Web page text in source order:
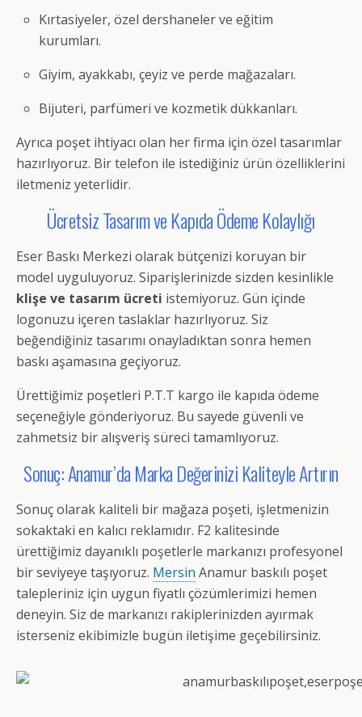
Kırtasiyeler, özel dershaneler ve eğitim
kurumları.
Giyim, ayakkabı, çeyiz ve perde mağazaları.
Bijuteri, parfümeri ve kozmetik dükkanları.
Ayrıca poşet ihtiyacı olan her firma için özel tasarımlar
hazırlıyoruz. Bir telefon ile istediğiniz ürün özelliklerini
iletmeniz yeterlidir.
Ücretsiz Tasarım ve Kapıda Ödeme Kolaylığı
Eser Baskı Merkezi olarak bütçenizi koruyan bir
model uyguluyoruz. Siparişlerinizde sizden kesinlikle
klişe ve tasarım ücreti istemiyoruz. Gün içinde
logonuzu içeren taslaklar hazırlıyoruz. Siz
beğendiğiniz tasarımı onayladıktan sonra hemen
baskı aşamasına geçiyoruz.
Ürettiğimiz poşetleri P.T.T kargo ile kapıda ödeme
seçeneğiyle gönderiyoruz. Bu sayede güvenli ve
zahmetsiz bir alışveriş süreci tamamlıyoruz.
Sonuç: Anamur’da Marka Değerinizi Kaliteyle Artırın
Sonuç olarak kaliteli bir mağaza poşeti, işletmenizin
sokaktaki en kalıcı reklamıdır. F2 kalitesinde
ürettiğimiz dayanıklı poşetlerle markanızı profesyonel
bir seviyeye taşıyoruz. Mersin Anamur baskılı poşet
talepleriniz için uygun fiyatlı çözümlerimizi hemen
deneyin. Siz de markanızı rakiplerinizden ayırmak
isterseniz ekibimizle bugün iletişime geçebilirsiniz.